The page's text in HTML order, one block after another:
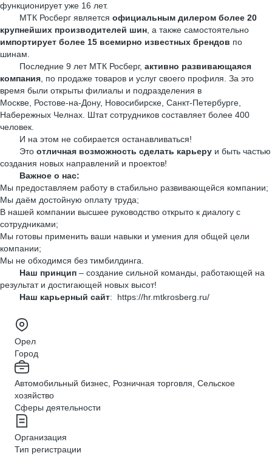
функционирует уже 16 лет.
МТК Росберг является официальным дилером более 20
крупнейших производителей шин , а также самостоятельно
импортирует более 15 всемирно известных брендов по
шинам.
Последние 9 лет МТК Росберг, активно развивающаяся
компания , по продаже товаров и услуг своего профиля. За это
время были открыты филиалы и подразделения в
Москве, Ростове-на-Дону, Новосибирске, Санкт-Петербурге,
Набережных Челнах. Штат сотрудников составляет более 400
человек.
И на этом не собирается останавливаться!
Это отличная возможность сделать карьеру и быть частью
создания новых направлений и проектов!
Важное о нас:
Мы предоставляем работу в стабильно развивающейся компании;
Мы даём достойную оплату труда;
В нашей компании высшее руководство открыто к диалогу с
сотрудниками;
Мы готовы применить ваши навыки и умения для общей цели
компании;
Мы не обходимся без тимбилдинга.
Наш принцип – создание сильной команды, работающей на
результат и достигающей новых высот!
Наш карьерный сайт: https://hr.mtkrosberg.ru/
Орел
Город
Автомобильный бизнес, Розничная торговля, Сельское
хозяйство
Сферы деятельности
Организация
Тип регистрации